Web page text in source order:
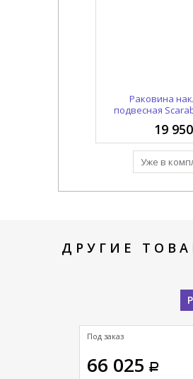
Раковина
подвесная
CUBE
19 950
Уже в
ДРУГИЕ
66 025
Под заказ